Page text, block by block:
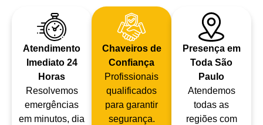
Atendimento
Imediato 24
Horas
Resolvemos
emergências
em minutos, dia
Chaveiros de
Confiança
Profissionais
qualificados
para garantir
segurança.
Presença em
Toda São
Paulo
Atendemos
todas as
regiões com